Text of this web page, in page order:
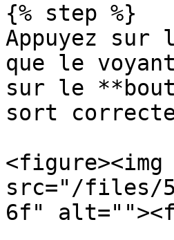
{% step %}
Appuyez sur
que le
sur le
sort
<figure><img
src="/files/
6f"